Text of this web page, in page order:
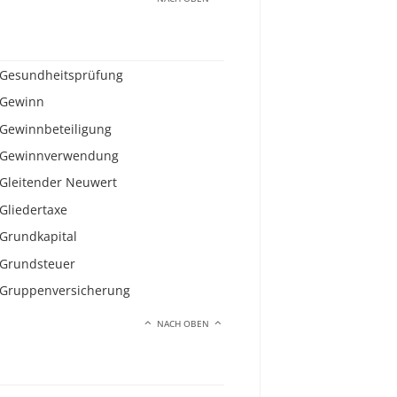
Gesundheitsprüfung
Gewinn
Gewinnbeteiligung
Gewinnverwendung
Gleitender Neuwert
Gliedertaxe
Grundkapital
Grundsteuer
Gruppenversicherung
NACH OBEN